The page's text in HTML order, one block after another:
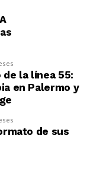
la línea 55:
en Palermo y
de sus